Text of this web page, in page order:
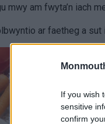
If you wish
sensitive
confirm
mwy am fwyta’n iach
ar faetheg a